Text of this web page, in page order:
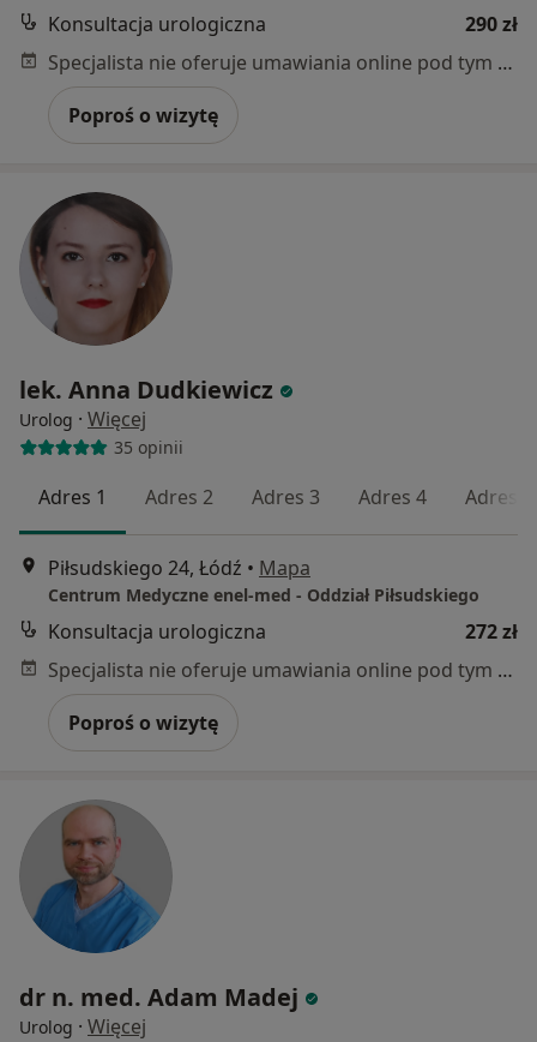
Konsultacja urologiczna
290 zł
Specjalista nie oferuje umawiania online pod tym adresem.
Poproś o wizytę
lek. Anna Dudkiewicz
Urolog · Więcej
35 opinii
Adres 1 Adres 2 Adres 3 Adres 4 Adres 5
Piłsudskiego 24, Łódź • Mapa
Centrum Medyczne enel-med - Oddział Piłsudskiego
Konsultacja urologiczna
272 zł
Specjalista nie oferuje umawiania online pod tym adresem.
Poproś o wizytę
dr n. med. Adam Madej
Urolog · Więcej